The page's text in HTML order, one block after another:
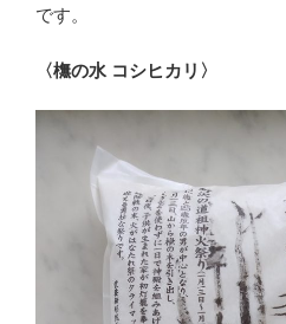
です。
〈橅の水 コシヒカリ〉